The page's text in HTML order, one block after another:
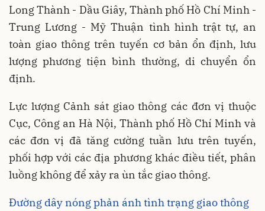
Long Thành - Dầu Giây, Thành phố Hồ Chí Minh -
Trung Lương - Mỹ Thuận tình hình trật tự, an
toàn giao thông trên tuyến cơ bản ổn định, lưu
lượng phương tiện bình thường, di chuyển ổn
định.
Lực lượng Cảnh sát giao thông các đơn vị thuộc
Cục, Công an Hà Nội, Thành phố Hồ Chí Minh và
các đơn vị đã tăng cường tuần lưu trên tuyến,
phối hợp với các địa phương khác điều tiết, phân
luồng không để xảy ra ùn tắc giao thông.
Đường dây nóng phản ánh tình trạng giao thông